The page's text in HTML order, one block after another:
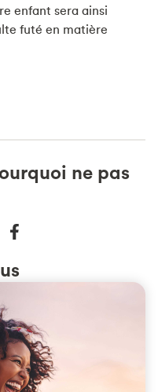
enfant sera ainsi
futé en matière
ne pas